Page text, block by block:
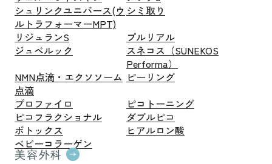
シュリンクユニバース(ウ
ルトラフォーマーMPT)
シミ取り
リジュランS
プルリアル
ジュベルック
スネコス（SUNEKOS
Performa）
NMN点滴・エクソソーム
点滴
ピーリング
プロファイロ
ピコトーニング
ピコフラクショナル
ダブルピコ
ボトックス
ヒアルロン酸
ベビーコラーゲン
美容外科